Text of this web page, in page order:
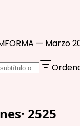
— Marzo
· 2525